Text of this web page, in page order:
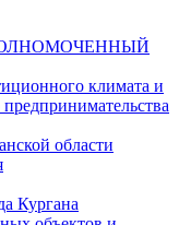
климата и
области
Кургана